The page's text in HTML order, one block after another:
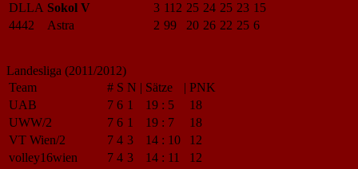
DLLA Sokol V 3 112 25 24 25 23 15
4442
Astra 2 99 20 26 22 25 6
Landesliga (2011/2012)
Team
# S N | Sätze | PNK
UAB
7 6 1 19 : 5
18
UWW/2
7 6 1 19 : 7
18
VT Wien/2
7 4 3 14 : 10
12
volley16wien
7 4 3 14 : 11
12